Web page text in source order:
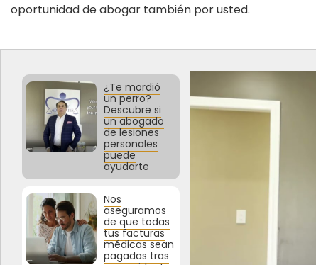
oportunidad de abogar también por usted.
¿Te mordió
un perro?
Descubre si
un abogado
de lesiones
personales
puede
ayudarte
Nos
aseguramos
de que todas
tus facturas
médicas sean
pagadas tras